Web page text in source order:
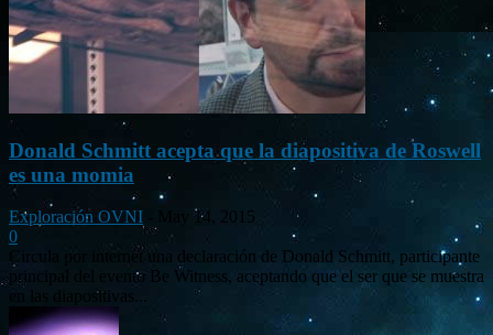
Donald Schmitt acepta que la diapositiva de Roswell
es una momia
Exploración OVNI
May 14, 2015
0
Circula por internet una declaración de Donald Schmitt, participante
principal del evento Be Witness, aceptando que el ser que se muestra
en las diapositivas...